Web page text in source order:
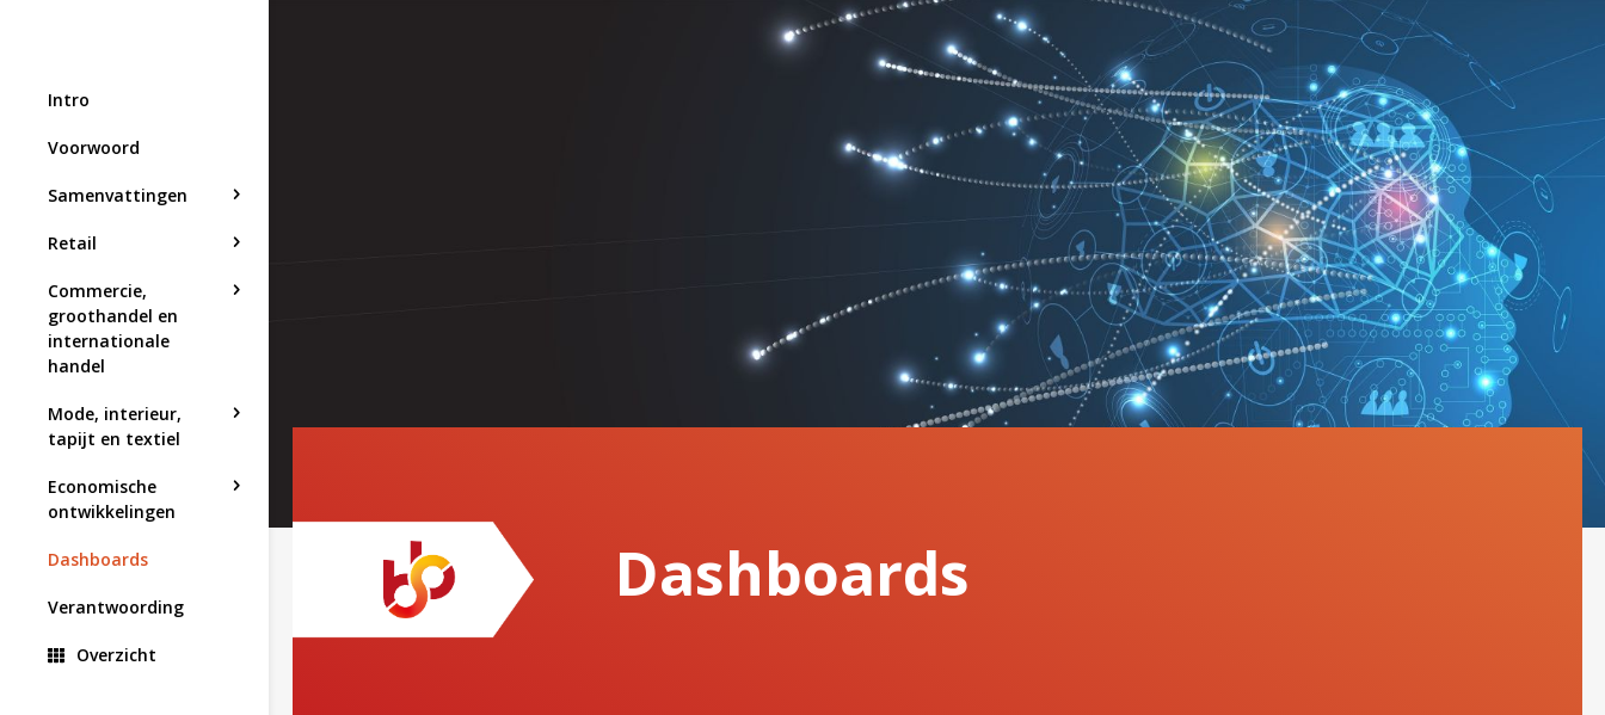
Intro
Voorwoord
Samenvattingen
Retail
Commercie,
groothandel en
internationale
handel
Mode, interieur,
tapijt en textiel
Economische
ontwikkelingen
Dashboards
Verantwoording
Overzicht
Dashboards